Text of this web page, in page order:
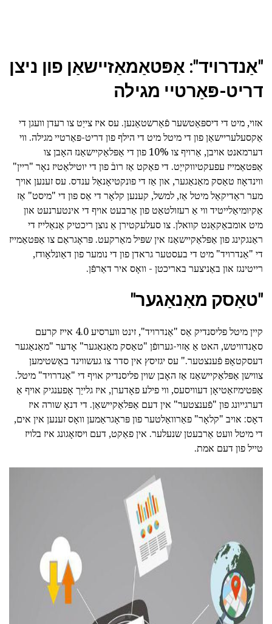
"אַנדרויד": אַפּטאַמאַזיישאַן פון ניצן
דריט-פּאַרטיי מגילה
אזוי, מיט די דיספּאַטשער פֿאַרשטאַנען. עס איז צייַט צו רעדן וועגן די
אַקסעלעריישאַן פון די מיטל מיט די הילף פון דריט-פּאַרטיי מגילה. ווי
דערמאנט אויבן, אַרויף צו 10% פון די אַפּלאַקיישאַנז האָבן צו
אַפּטאַמייז עפעקטיווקייַט. די פאַקט אַז רובֿ פון די יוטילאַטיז נאָר "ריין"
ווינדאָוז טאַסק מאַנאַגער, און אַז די פונקטיאָנאַל ענדס. עס זענען אויך
מער ראַדיקאַל מיטל אַז, למשל, קענען קלאָר די אַס פון די "מיסט" אַז
אַקיומיאַלייטיד ווי אַ רעזולטאַט פון אַרבעט אויף די אינטערנעט און
מיט אומבאַקאַנט קוואלן. צו סעלעקטירן אַ נוצן ריכטיק אַנאַלייז די
ראַנגקינג פון אַפּלאַקיישאַנז אין שפּיל מאַרקעט. פּראָגראַם צו אַפּטאַמייז
די "אַנדרויד" מיט די בעסטער גראדן פון די נומער פון דאַונלאָודז,
רייטינגז און באַניצער באריכטן - וואָס איר דאַרפֿן.
"טאַסק מאַנאַגער"
קיין מיטל פליסנדיק אַס "אַנדרויד", זינט ווערסיע 4.0 אייז קרעם
סאַנדוויטש, האט אַ אַזוי-גערופֿן "טאַסק מאַנאַגער" אָדער "מאַנאַגער
דעסקטאָפּ פֿענצטער." עס יגזיסץ אין סדר צו געשווינד באַשטימען
צווישן אַפּלאַקיישאַנז אַז האָבן שוין פליסנדיק אויף די "אַנדרויד" מיטל.
אָפּטימיזאַטיאָן דעוויסעס, ווי פילע פאָדערן, איז גלייַך אָפענגיק אויף אַ
דערגייונג פון "פֿענצטער" אין דעם אַפּלאַקיישאַן. די דנאָ שורה איז
דאָס: אויב "קלאָר" פאַרוואַלטער פון פּראָגראַמען וואָס זענען אין אים,
די מיטל וועט אַרבעטן שנעלער. אין פאַקט, דעם ויסזאָגונג איז בלויז
טייל פון דעם אמת.